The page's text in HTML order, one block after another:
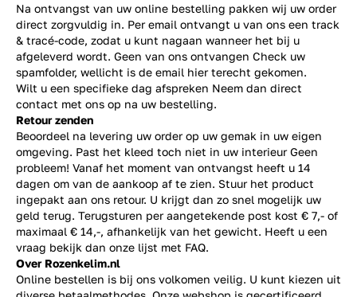
Na ontvangst van uw online bestelling pakken wij uw order
direct zorgvuldig in. Per email ontvangt u van ons een track
& tracé-code, zodat u kunt nagaan wanneer het bij u
afgeleverd wordt. Geen van ons ontvangen Check uw
spamfolder, wellicht is de email hier terecht gekomen.
Wilt u een specifieke dag afspreken Neem dan direct
contact met ons op na uw bestelling.
Retour zenden
Beoordeel na levering uw order op uw gemak in uw eigen
omgeving. Past het kleed toch niet in uw interieur Geen
probleem! Vanaf het moment van ontvangst heeft u 14
dagen om van de aankoop af te zien. Stuur het product
ingepakt aan ons retour. U krijgt dan zo snel mogelijk uw
geld terug. Terugsturen per aangetekende post kost € 7,- of
maximaal € 14,-, afhankelijk van het gewicht. Heeft u een
vraag bekijk dan onze lijst met FAQ.
Over Rozenkelim.nl
Online bestellen is bij ons volkomen veilig. U kunt kiezen uit